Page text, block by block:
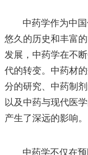
中药学作为中
悠久的历史和丰富
发展，中药学在不
代的转变。中药材
分的研究、中药制
以及中药与现代医
产生了深远的影响。
中药学不仅在